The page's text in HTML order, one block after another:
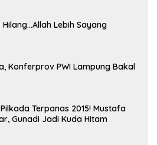
Lebih Sayang
Konferprov PWI Lampung Bakal
Terpanas 2015! Mustafa
Gunadi Jadi Kuda Hitam